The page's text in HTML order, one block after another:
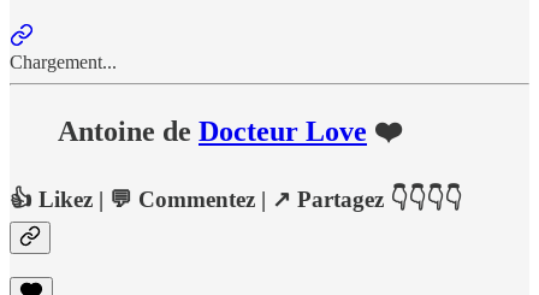
Chargement...
Antoine de Docteur Love ❤️
👍 Likez | 💬 Commentez | ↗️ Partagez 👇👇👇👇